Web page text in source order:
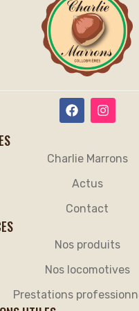
Charlie Marrons
Actus
Contact
Nos produits
Nos locomotives
Prestations